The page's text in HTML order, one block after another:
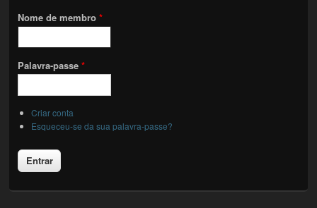
Nome de membro*
Palavra-passe*
Criar conta
Esqueceu-se da sua palavra-passe?